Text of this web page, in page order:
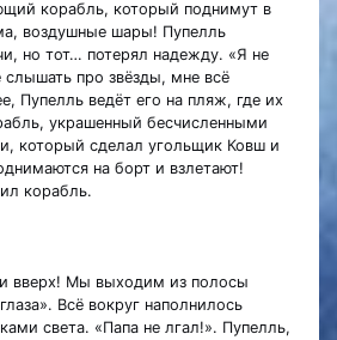
корабль, который поднимут в
воздушные шары! Пупелль
но тот… потерял надежду. «Я не
слышать про звёзды, мне всё
Пупелль ведёт его на пляж, где их
украшенный бесчисленными
который сделал угольщик Ковш и
на борт и взлетают!
корабль.
вверх! Мы выходим из полосы
Всё вокруг наполнилось
света. «Папа не лгал!». Пупелль,